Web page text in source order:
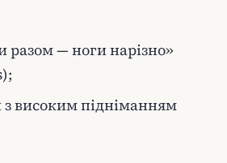
разом — ноги нарізно»
високим підніманням